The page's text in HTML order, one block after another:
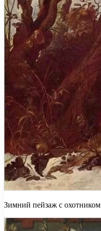
Зимний пейзаж с охотником